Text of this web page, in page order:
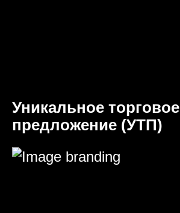
Уникальное торговое
предложение (УТП)